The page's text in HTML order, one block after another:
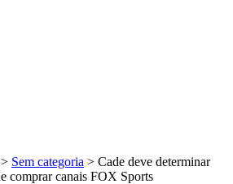
> Sem categoria > Cade deve determinar
comprar canais FOX Sports